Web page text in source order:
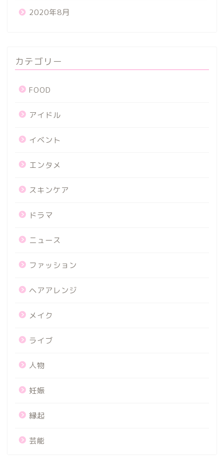
2020年8月
カテゴリー
FOOD
アイドル
イベント
エンタメ
スキンケア
ドラマ
ニュース
ファッション
ヘアアレンジ
メイク
ライブ
人物
妊娠
縁起
芸能